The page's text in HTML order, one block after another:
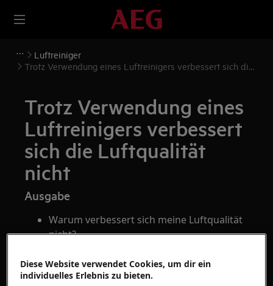
Luftreiniger
Trotz Verwendung eines Luftreinigers verbessert sich die
Trotz Verwendung eines
Luftreinigers verbessert
sich die Luftqualität
nicht
Ausgabe
Warum verbessert sich meine Luftqualität
nicht?
verbessert sich die Luftqualität nicht
Diese Website verwendet Cookies, um dir ein
individuelles Erlebnis zu bieten.